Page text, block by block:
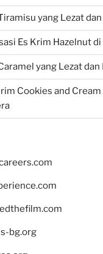
yang Lezat
Es Krim Hazelnut
yang Lezat
Cookies and Cream
bg.org